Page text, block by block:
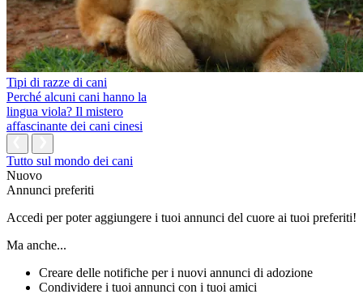
Tipi di razze di cani
Perché alcuni cani hanno la
lingua viola? Il mistero
affascinante dei cani cinesi
Tutto sul mondo dei cani
Nuovo
Annunci preferiti
Accedi per poter aggiungere i tuoi annunci del cuore ai tuoi preferiti!
Ma anche...
Creare delle notifiche per i nuovi annunci di adozione
Condividere i tuoi annunci con i tuoi amici